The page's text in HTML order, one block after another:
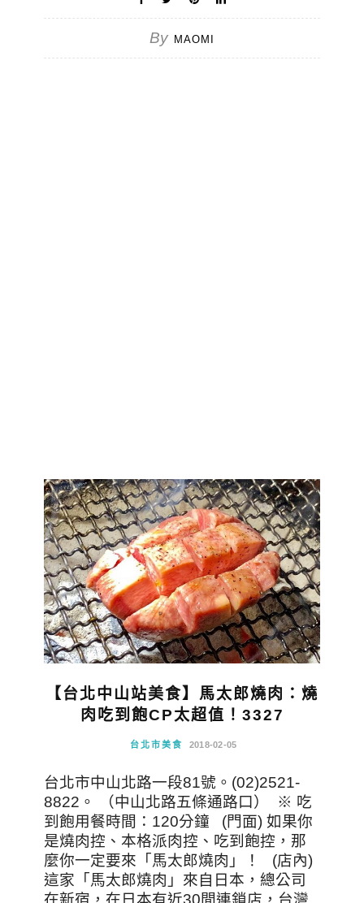
By MAOMI
【台北中山站美食】馬太郎燒肉：燒
肉吃到飽CP太超值！3327
台北市美食 2018-02-05
台北市中山北路一段81號。(02)2521-
8822。 （中山北路五條通路口） ※ 吃
到飽用餐時間：120分鐘 (門面) 如果你
是燒肉控、本格派肉控、吃到飽控，那
麼你一定要來「馬太郎燒肉」！ (店內)
這家「馬太郎燒肉」來自日本，總公司
在新宿，在日本有近30間連鎖店，台灣